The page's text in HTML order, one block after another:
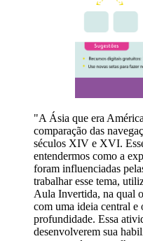
"A Ásia que era
comparação das
séculos XIV e XVI.
entendermos como a
foram influenciadas
trabalhar esse tema,
Aula Invertida, na qual
com uma ideia central
profundidade. Essa
desenvolverem sua